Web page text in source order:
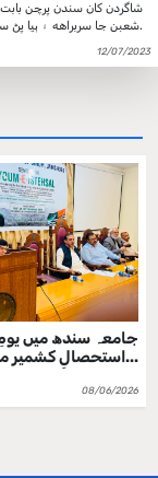
شاگردن کان سندن پرچن
شعبن جا سربراهه ۽ ٻيا پڻ ساڻس گڏ ھئا.
12/07/2023
جامعہ سندھ میں
استحصالِ کشمیر منایا گیا، تنا...
08/06/2026